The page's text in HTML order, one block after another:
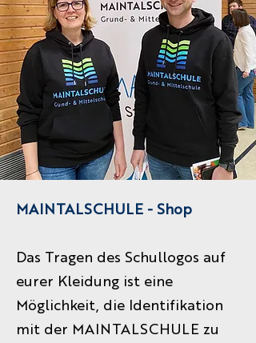
MAINTALSCHULE - Shop
Das Tragen des Schullogos auf
eurer Kleidung ist eine
Möglichkeit, die Identifikation
mit der MAINTALSCHULE zu